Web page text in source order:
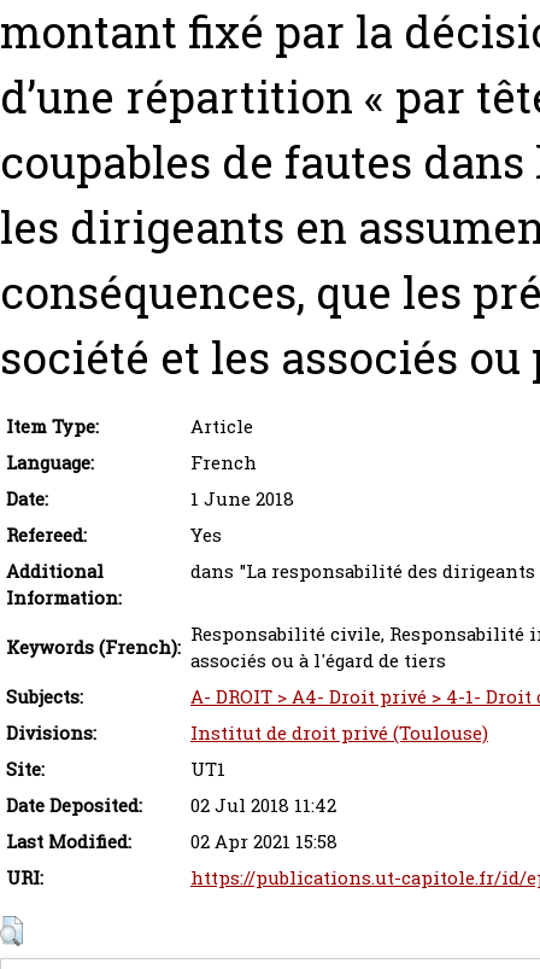
montant fixé par la
d’une répartition « par
coupables de fautes
les dirigeants en
conséquences, que les
société et les associés
Item Type:
Article
Language:
French
Date:
1 June 2018
Refereed:
Yes
Additional
Information:
dans "La responsabilité des
Keywords (French):
Responsabilité civile, Responsabilité
associés ou à l'égard de tiers
Subjects:
A- DROIT > A4- Droit privé > 4-1-
Divisions:
Institut de droit privé (Toulouse)
Site:
UT1
Date Deposited:
02 Jul 2018 11:42
Last Modified:
02 Apr 2021 15:58
URI:
https://publications.ut-capitole.fr/id/